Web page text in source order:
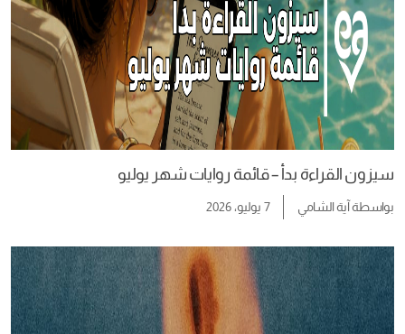
سيزون القراءة بدأ – قائمة روايات شهر يوليو
بواسطةآية الشامي 7 يوليو، 2026